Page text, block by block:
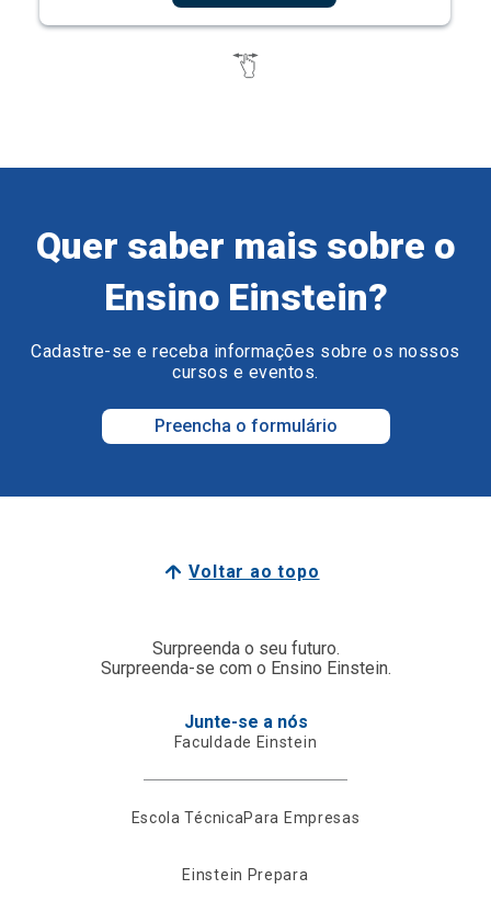
Quer saber mais sobre o
Ensino Einstein?
Cadastre-se e receba informações sobre os nossos
cursos e eventos.
Preencha o formulário
Voltar ao topo
Surpreenda o seu futuro.
Surpreenda-se com o Ensino Einstein.
Junte-se a nós
Faculdade Einstein
Escola TécnicaPara Empresas
Einstein Prepara